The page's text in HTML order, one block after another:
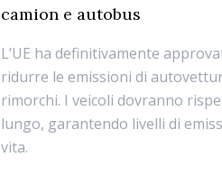
camion e autobus
L’UE ha definitivamente
ridurre le emissioni di
rimorchi. I veicoli dovranno
lungo, garantendo livelli di
vita.